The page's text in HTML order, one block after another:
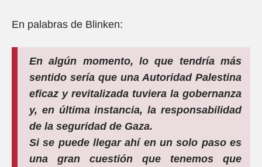
En palabras de Blinken:
En algún momento, lo que tendría más
sentido sería que una Autoridad Palestina
eficaz y revitalizada tuviera la gobernanza
y, en última instancia, la responsabilidad
de la seguridad de Gaza.
Si se puede llegar ahí en un solo paso es
una gran cuestión que tenemos que